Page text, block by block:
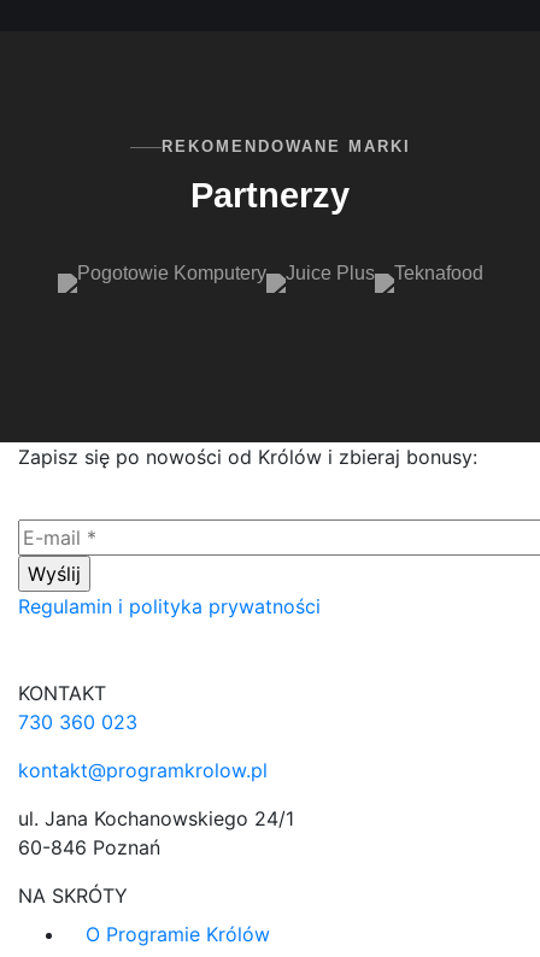
REKOMENDOWANE MARKI
Partnerzy
Zapisz się po nowości od Królów i zbieraj bonusy:
Regulamin i polityka prywatności
KONTAKT
730 360 023
kontakt@programkrolow.pl
ul. Jana Kochanowskiego 24/1
60-846 Poznań
NA SKRÓTY
O Programie Królów